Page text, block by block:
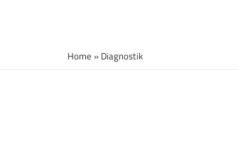
Home » Diagnostik